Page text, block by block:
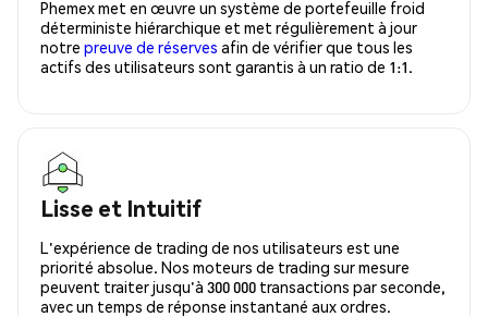
Phemex met en œuvre un système de portefeuille froid
déterministe hiérarchique et met régulièrement à jour
notre preuve de réserves afin de vérifier que tous les
actifs des utilisateurs sont garantis à un ratio de 1:1.
Lisse et Intuitif
L'expérience de trading de nos utilisateurs est une
priorité absolue. Nos moteurs de trading sur mesure
peuvent traiter jusqu'à 300 000 transactions par seconde,
avec un temps de réponse instantané aux ordres.